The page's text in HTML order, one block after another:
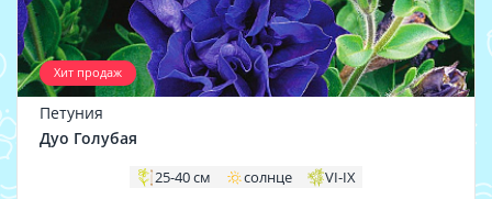
Хит продаж
Петуния
Дуо Голубая
25-40 см солнце VI-IX